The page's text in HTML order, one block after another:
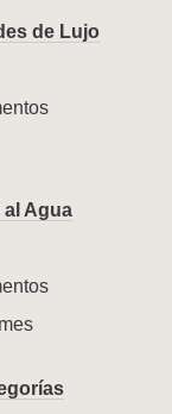
de Lujo
Agua